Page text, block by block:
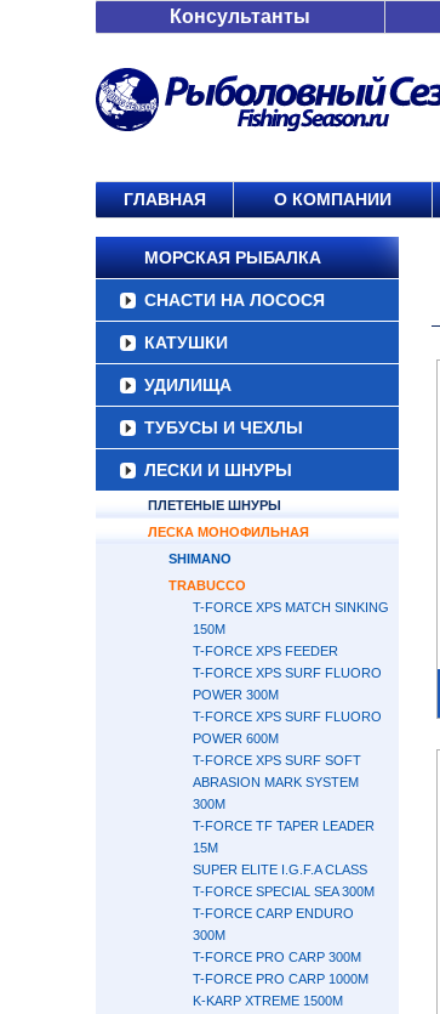
Консультанты
ГЛАВНАЯ О КОМПАНИИ
МОРСКАЯ РЫБАЛКА
СНАСТИ НА ЛОСОСЯ
КАТУШКИ
УДИЛИЩА
ТУБУСЫ И ЧЕХЛЫ
ЛЕСКИ И ШНУРЫ
ПЛЕТЕНЫЕ ШНУРЫ
ЛЕСКА МОНОФИЛЬНАЯ
SHIMANO
TRABUCCO
T-FORCE XPS MATCH SINKING
150М
T-FORCE XPS FEEDER
T-FORCE XPS SURF FLUORO
POWER 300М
T-FORCE XPS SURF FLUORO
POWER 600М
T-FORCE XPS SURF SOFT
ABRASION MARK SYSTEM
300М
T-FORCE TF TAPER LEADER
15М
SUPER ELITE I.G.F.A CLASS
T-FORCE SPECIAL SEA 300М
T-FORCE CARP ENDURO
300М
T-FORCE PRO CARP 300М
T-FORCE PRO CARP 1000М
K-KARP XTREME 1500М